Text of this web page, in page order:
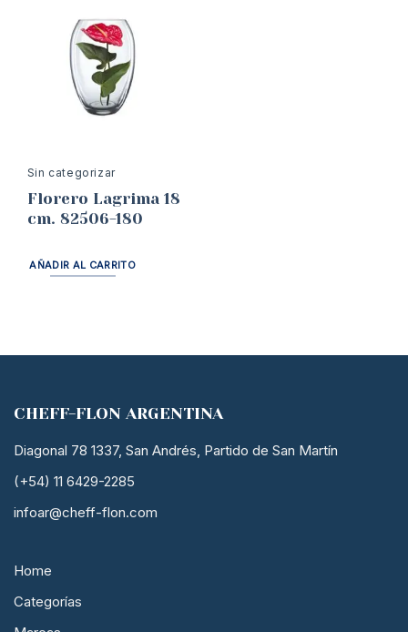
Sin categorizar
Florero Lagrima 18
cm. 82506-180
AÑADIR AL CARRITO
CHEFF-FLON ARGENTINA
Diagonal 78 1337, San Andrés, Partido de San Martín
(+54) 11 6429-2285
infoar@cheff-flon.com
Home
Categorías